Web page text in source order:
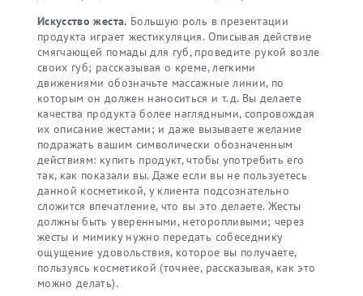
Искусство жеста. Большую роль в презентации
продукта играет жестикуляция. Описывая действие
смягчающей помады для губ, проведите рукой возле
своих губ; рассказывая о креме, легкими
движениями обозначьте массажные линии, по
которым он должен наноситься и т.д. Вы делаете
качества продукта более наглядными, сопровождая
их описание жестами; и даже вызываете желание
подражать вашим символически обозначенным
действиям: купить продукт, чтобы употребить его
так, как показали вы. Даже если вы не пользуетесь
данной косметикой, у клиента подсознательно
сложится впечатление, что вы это делаете. Жесты
должны быть уверенными, неторопливыми; через
жесты и мимику нужно передать собеседнику
ощущение удовольствия, которое вы получаете,
пользуясь косметикой (точнее, рассказывая, как это
можно делать).